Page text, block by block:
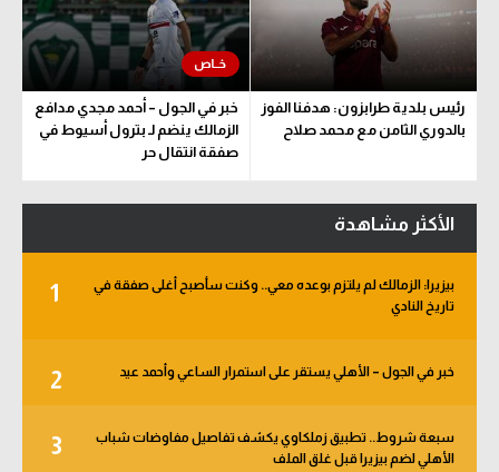
رئيس بلدية طرابزون: هدفنا الفوز
بالدوري الثامن مع محمد صلاح
خبر في الجول – أحمد مجدي مدافع
الزمالك ينضم لـ بترول أسيوط في
صفقة انتقال حر
الأكثر مشاهدة
1
بيزيرا: الزمالك لم يلتزم بوعده معي.. وكنت سأصبح أغلى صفقة في
تاريخ النادي
2 خبر في الجول – الأهلي يستقر على استمرار الساعي وأحمد عيد
3
سبعة شروط.. تطبيق زملكاوي يكشف تفاصيل مفاوضات شباب
الأهلي لضم بيزيرا قبل غلق الملف